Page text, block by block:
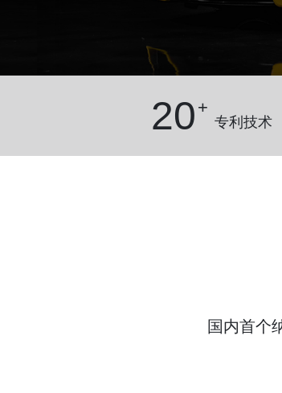
20 +
专利技术
国内首个